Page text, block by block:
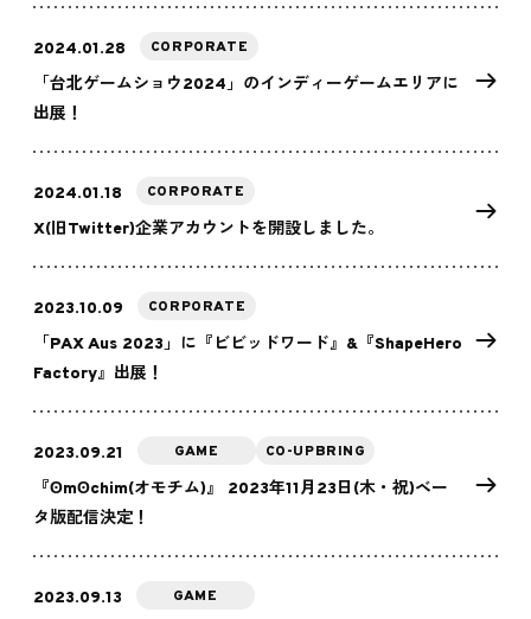
2024.01.28 CORPORATE
「台北ゲームショウ2024」のインディーゲームエリアに
出展！
2024.01.18 CORPORATE
X(旧Twitter)企業アカウントを開設しました。
2023.10.09 CORPORATE
「PAX Aus 2023」に『ビビッドワード』&『ShapeHero
Factory』出展！
2023.09.21 GAME CO-UPBRING
『ʘmʘchim(オモチム)』 2023年11月23日(木・祝)ベー
タ版配信決定！
2023.09.13 GAME